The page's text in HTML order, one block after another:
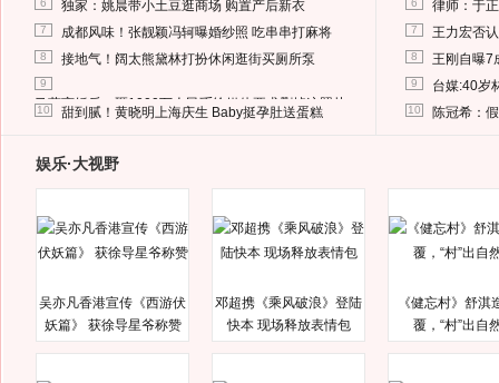
6 独家：姚晨带小土豆逛商场 购置产后新衣
7 成都风味！张靓颖冯轲曝婚纱照 吃串串打麻将
8 接地气！阔太熊黛林打扮休闲逛街买厕所泵
9
马蓉离婚后，砸1000万人民币给媒体要求删掉这照片
10 甜到腻！黄晓明上海庆生 Baby挺孕肚送蛋糕
6 律师：于
7 王力宏否
8 王刚自曝7
9 台媒:40岁
10 陈冠希：
娱乐·大视野
吴亦凡香港宣传《西游伏
妖篇》 获徐导星爷称赞
邓超携《乘风破浪》登陆
快本 现场释放表情包
《健忘村》舒淇
覆，“村”出自